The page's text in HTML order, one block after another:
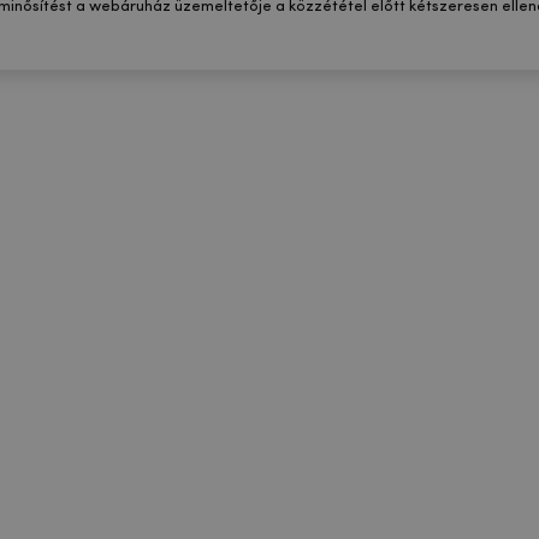
a webáruház üzemeltetője a közzététel előtt kétszeresen